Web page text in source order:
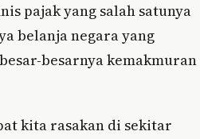
pajak yang salah satunya
belanja negara yang
besarnya kemakmuran
kita rasakan di sekitar